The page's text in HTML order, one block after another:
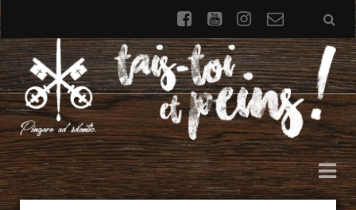
facebookyoutubeinstagram
de
contact